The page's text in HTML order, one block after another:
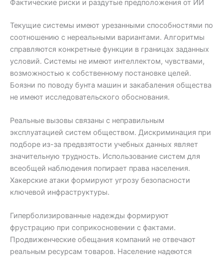
Фактические риски и раздутые предположения от ИИ
Текущие системы имеют урезанными способностями по
соотношению с нереальными вариантами. Алгоритмы
справляются конкретные функции в границах заданных
условий. Системы не имеют интеллектом, чувствами,
возможностью к собственному постановке целей.
Боязни по поводу бунта машин и закабаления общества
не имеют исследовательского обоснования.
Реальные вызовы связаны с неправильным
эксплуатацией систем обществом. Дискриминация при
подборе из-за предвзятости учебных данных являет
значительную трудность. Использование систем для
всеобщей наблюдения попирает права населения.
Хакерские атаки формируют угрозу безопасности
ключевой инфраструктуры.
Гиперболизированные надежды формируют
фрустрацию при соприкосновении с фактами.
Продвиженческие обещания компаний не отвечают
реальным ресурсам товаров. Население надеются